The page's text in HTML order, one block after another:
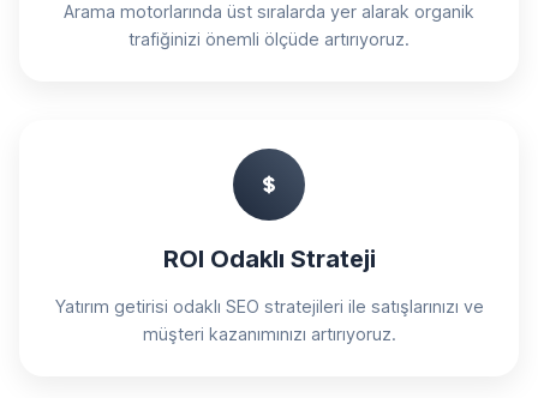
Arama motorlarında üst sıralarda yer alarak organik
trafiğinizi önemli ölçüde artırıyoruz.
ROI Odaklı Strateji
Yatırım getirisi odaklı SEO stratejileri ile satışlarınızı ve
müşteri kazanımınızı artırıyoruz.